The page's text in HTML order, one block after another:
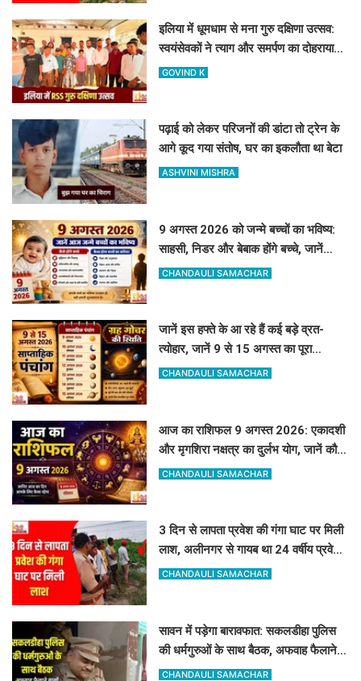
इलिया में धूमधाम से मना गुरु दक्षिणा उत्सव:
स्वयंसेवकों ने त्याग और समर्पण का दोहराया
संकल्प
GOVIND K
पढ़ाई को लेकर परिजनों की डांटा तो ट्रेन के
आगे कूद गया संतोष, घर का इकलौता था बेटा
ASHVINI MISHRA
9 अगस्त 2026 को जन्मे बच्चों का भविष्य:
साहसी, निडर और बेबाक होंगे बच्चे, जानें
करियर और स्वभाव
CHANDAULI SAMACHAR
जानें इस हफ्ते के आ रहे हैं कई बड़े व्रत-
त्योहार, जानें 9 से 15 अगस्त का पूरा
साप्ताहिक पंचांग
CHANDAULI SAMACHAR
आज का राशिफल 9 अगस्त 2026: एकादशी
और मृगशिरा नक्षत्र का दुर्लभ योग, जानें कौन
सी राशियां होंगी मालामाल
CHANDAULI SAMACHAR
3 दिन से लापता प्रवेश की गंगा घाट पर मिली
लाश, अलीनगर से गायब था 24 वर्षीय प्रवेश
कुमार
CHANDAULI SAMACHAR
सावन में पड़ेगा बारावफात: सकलडीहा पुलिस
की धर्मगुरुओं के साथ बैठक, अफवाह फैलाने
वालों को चेतावनी
CHANDAULI SAMACHAR